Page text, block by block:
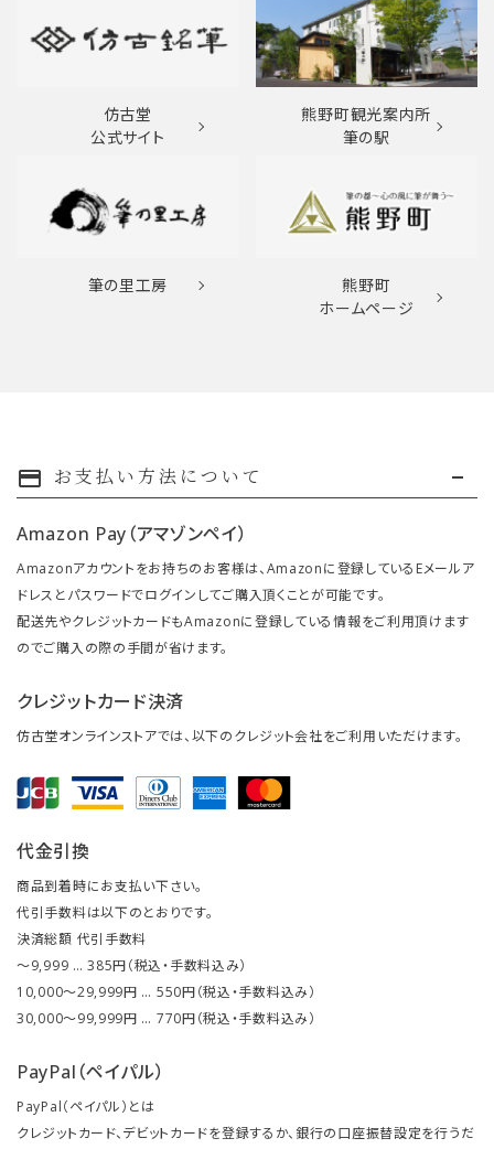
仿古堂
公式サイト
熊野町観光案内所
筆の駅
筆の里工房
熊野町
ホームページ
payment お支払い方法について
Amazon Pay（アマゾンペイ）
Amazonアカウントをお持ちのお客様は、Amazonに登録しているEメールア
ドレスとパスワードでログインしてご購入頂くことが可能です。
配送先やクレジットカードもAmazonに登録している情報をご利用頂けます
のでご購入の際の手間が省けます。
クレジットカード決済
仿古堂オンラインストアでは、以下のクレジット会社をご利用いただけます。
代金引換
商品到着時にお支払い下さい。
代引手数料は以下のとおりです。
決済総額 代引手数料
～9,999 … 385円（税込・手数料込み）
10,000～29,999円 … 550円（税込・手数料込み）
30,000～99,999円 … 770円（税込・手数料込み）
PayPal（ペイパル）
PayPal（ペイパル）とは
クレジットカード、デビットカードを登録するか、銀行の口座振替設定を行うだ